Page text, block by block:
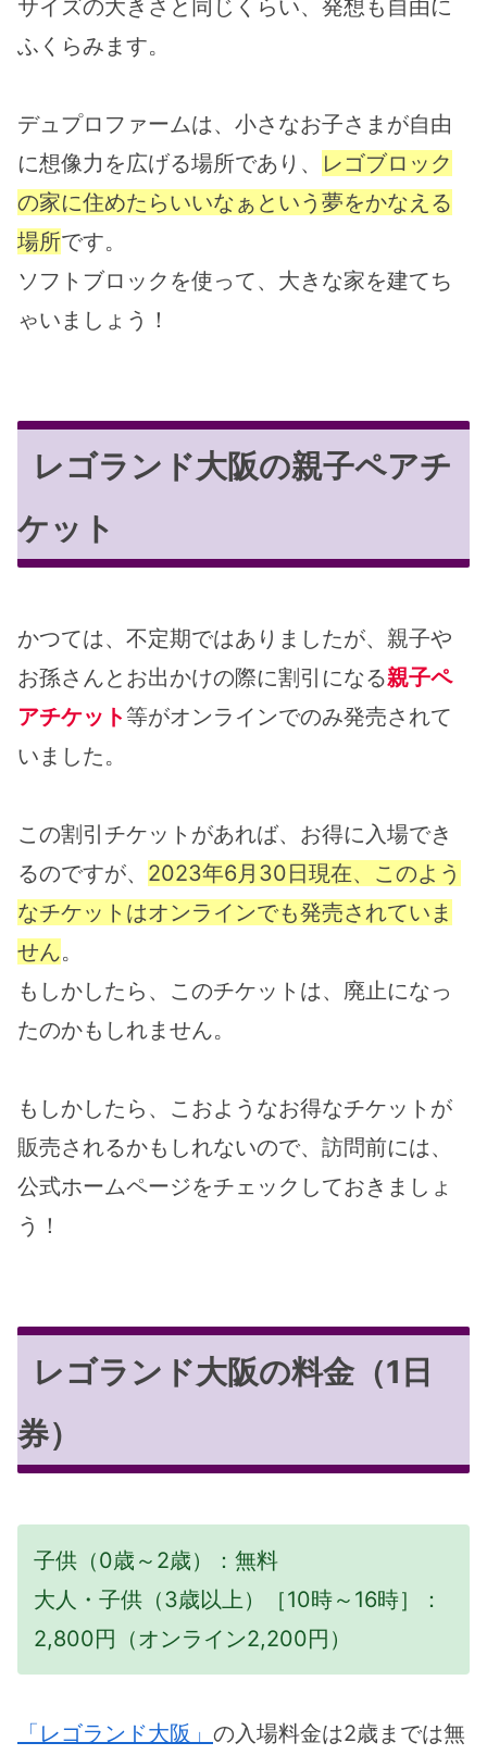
サイズの大きさと同じくらい、発想も自由に
ふくらみます。
デュプロファームは、小さなお子さまが自由
に想像力を広げる場所であり、
レゴブロック
の家に住めたらいいなぁという夢をかなえる
場所です。
ソフトブロックを使って、大きな家を建てち
ゃいましょう！
レゴランド大阪の親子ペアチ
ケット
かつては、不定期ではありましたが、親子や
お孫さんとお出かけの際に割引になる親子ペ
アチケット等がオンラインでのみ発売されて
いました。
この割引チケットがあれば、お得に入場でき
るのですが、 2023年6月30日現在、このよう
なチケットはオンラインでも発売されていま
せん。
もしかしたら、このチケットは、廃止になっ
たのかもしれません。
もしかしたら、こおようなお得なチケットが
販売されるかもしれないので、訪問前には、
公式ホームページをチェックしておきましょ
う！
レゴランド大阪の料金（1日
券）
子供（0歳～2歳）： 無料
大人・子供（3歳以上）［10時～16時］：
2,800円（オンライン2,200円）
「レゴランド大阪」 の入場料金は2歳までは無